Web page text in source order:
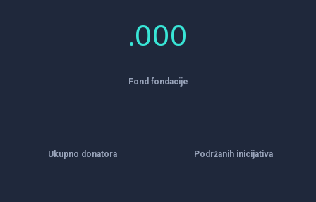
.000
Fond fondacije
Ukupno donatora Podržanih inicijativa